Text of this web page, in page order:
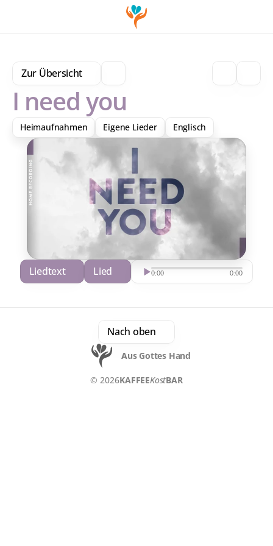
Zur Übersicht
I need you
Heimaufnahmen Eigene Lieder Englisch
Liedtext Download
Lied 0:00 0:00
Aus Gottes Hand
Nach oben
© 2026KAFFEEKostBAR